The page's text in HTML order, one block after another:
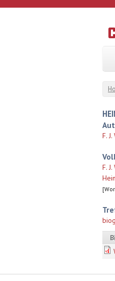
Overslaan en naar de inhoud gaan
F.
F.